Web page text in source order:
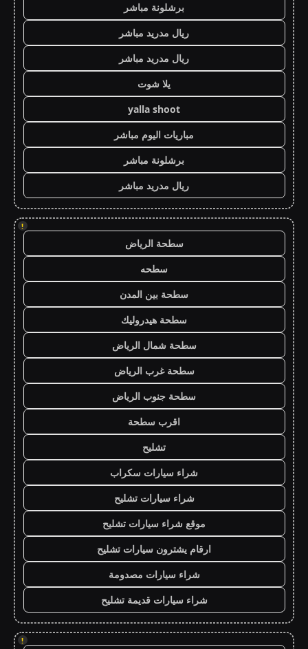
برشلونة مباشر
ريال مدريد مباشر
ريال مدريد مباشر
يلا شوت
yalla shoot
مباريات اليوم مباشر
برشلونة مباشر
ريال مدريد مباشر
!
سطحة الرياض
سطحه
سطحة بين المدن
سطحة هيدروليك
سطحة شمال الرياض
سطحة غرب الرياض
سطحة جنوب الرياض
اقرب سطحة
تشليح
شراء سيارات سكراب
شراء سيارات تشليح
موقع شراء سيارات تشليح
ارقام يشترون سيارات تشليح
شراء سيارات مصدومة
شراء سيارات قديمة تشليح
!